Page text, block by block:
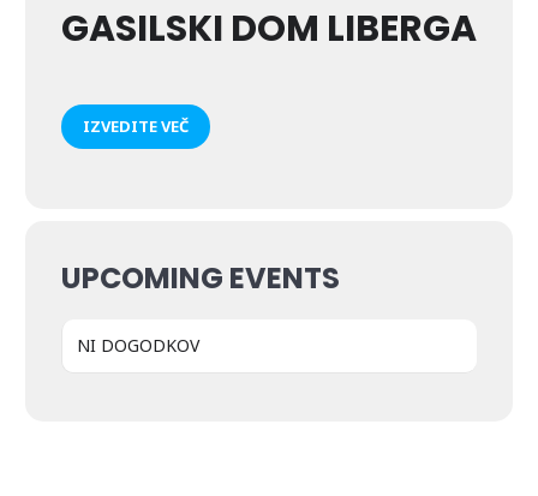
GASILSKI DOM LIBERGA
IZVEDITE VEČ
UPCOMING EVENTS
NI DOGODKOV